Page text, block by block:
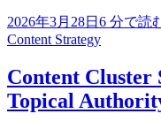
2026年3月28日 6 分で読
Content Strategy
Content Cluster
Topical